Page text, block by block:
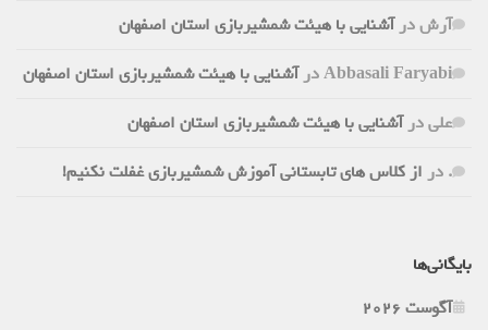
آرشدرآشنایی با هیئت شمشیربازی استان اصفهان
Abbasali Faryabiدرآشنایی با هیئت شمشیربازی استان اصفهان
علیدرآشنایی با هیئت شمشیربازی استان اصفهان
.دراز کلاس های تابستانی آموزش شمشیربازی غفلت نکنیم!
بایگانی‌ها
آگوست 2026